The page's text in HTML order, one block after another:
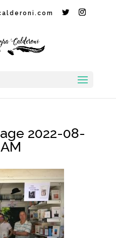
2022-08-